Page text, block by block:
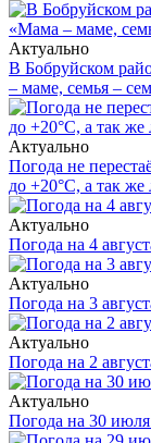
Актуально
В Бобруйском
– маме, семья –
Актуально
Погода не
до +20°С, а так же
Актуально
Погода на 4
Актуально
Погода на 3
Актуально
Погода на 2
Актуально
Погода на 30